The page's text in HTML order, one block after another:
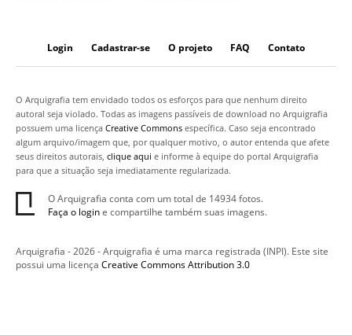
Login Cadastrar-se O projeto FAQ Contato
O Arquigrafia tem envidado todos os esforços para que nenhum direito
autoral seja violado. Todas as imagens passíveis de download no Arquigrafia
possuem uma licença Creative Commons específica. Caso seja encontrado
algum arquivo/imagem que, por qualquer motivo, o autor entenda que afete
seus direitos autorais, clique aqui e informe à equipe do portal Arquigrafia
para que a situação seja imediatamente regularizada.
O Arquigrafia conta com um total de 14934 fotos.
Faça o logine compartilhe também suas imagens.
Arquigrafia - 2026 - Arquigrafia é uma marca registrada (INPI). Este site
possui uma licença Creative Commons Attribution 3.0